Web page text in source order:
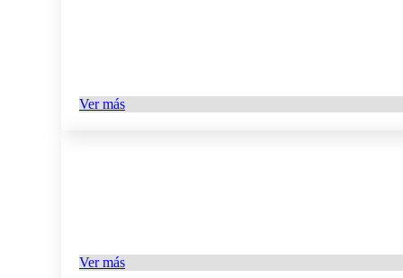
Ver más
Ver más